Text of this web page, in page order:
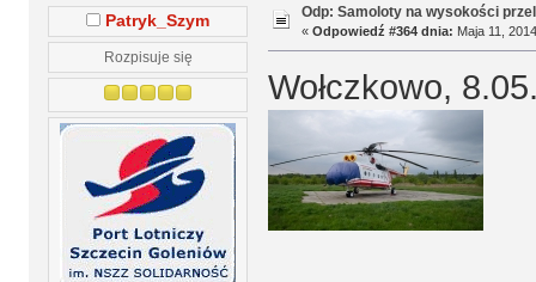
Patryk_Szym
Rozpisuje się
Odp: Samoloty na wysokości
« Odpowiedź #364 dnia: Maja 11,
Wołczkowo,